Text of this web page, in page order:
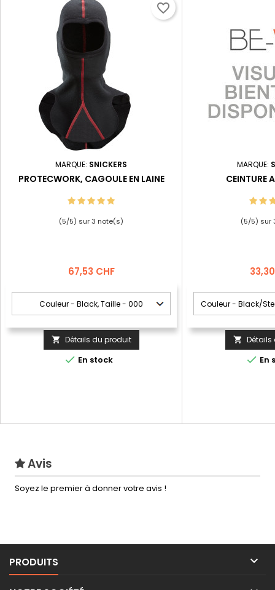
MARQUE: SNICKERS
PROTECWORK, CAGOULE EN LAINE
(5/5) sur3 note(s)
Prix
67,53 CHF
 Détails du produit
 En stock
favorite_border
MARQUE:
CEINTURE
(5/5) sur
Prix
 Détails
 En
Avis
Soyez le premier à donner votre avis !
PRODUITS 